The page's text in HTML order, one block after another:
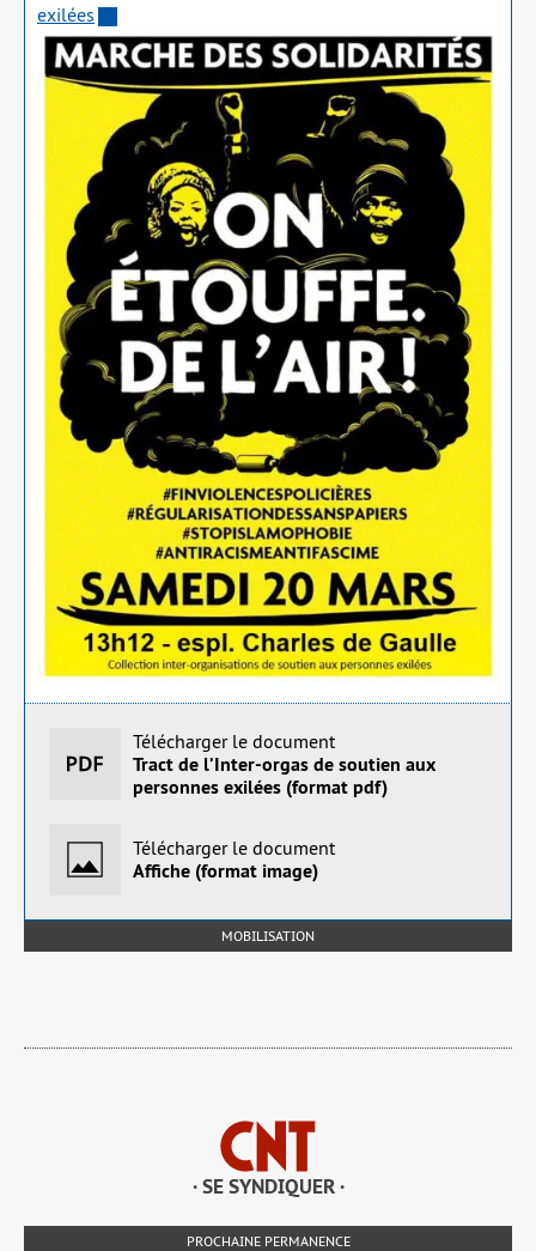
exi­lées
Télécharger le document
Tract de l’Inter-orgas de soutien aux
personnes exilées (format pdf)
Télécharger le document
Affiche (format image)
MOBILISATION
· SE SYNDIQUER ·
PROCHAINE PERMANENCE